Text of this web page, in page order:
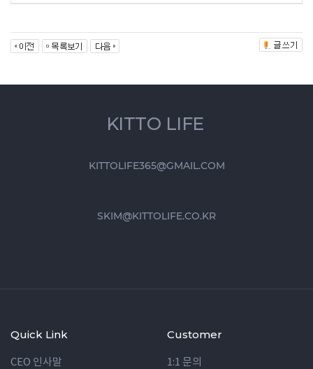
KITTO LIFE
KITTOLIFE365@GMAIL.COM
SKIM@KITTOLIFE.CO.KR
Quick Link
CEO 인사말
Customer
1:1 문의